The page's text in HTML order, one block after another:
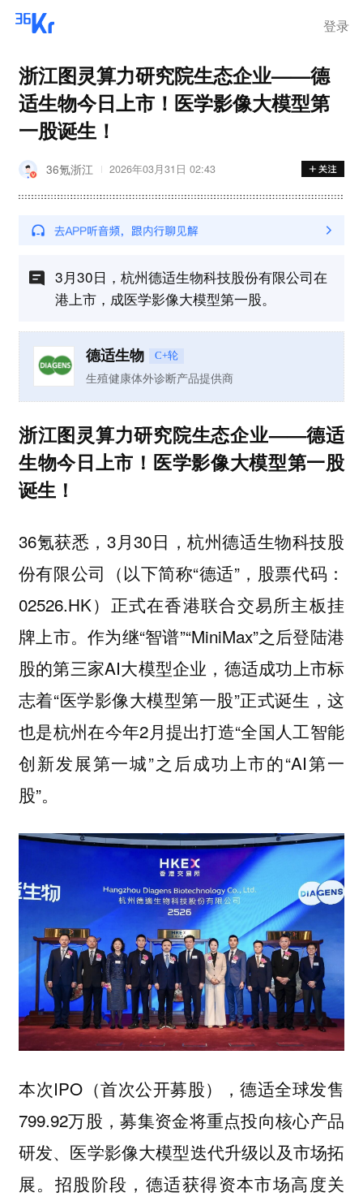
登录
浙江图灵算力研究院生态企业——德
适生物今日上市！医学影像大模型第
一股诞生！
36氪浙江 2026年03月31日 02:43
3月30日，杭州德适生物科技股份有限公司在
港上市，成医学影像大模型第一股。
德适生物 C+轮
生殖健康体外诊断产品提供商
浙江图灵算力研究院生态企业——德适
生物今日上市！医学影像大模型第一股
诞生！
36氪获悉，3月30日，杭州德适生物科技股
份有限公司（以下简称“德适”，股票代码：
02526.HK）正式在香港联合交易所主板挂
牌上市。作为继“智谱”“MiniMax”之后登陆港
股的第三家AI大模型企业，德适成功上市标
志着“医学影像大模型第一股”正式诞生，这
也是杭州在今年2月提出打造“全国人工智能
创新发展第一城”之后成功上市的“AI第一
股”。
本次IPO（首次公开募股），德适全球发售
799.92万股，募集资金将重点投向核心产品
研发、医学影像大模型迭代升级以及市场拓
展。招股阶段，德适获得资本市场高度关